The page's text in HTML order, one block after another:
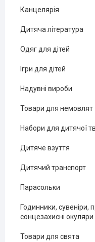
Канцелярія
Дитяча література
Одяг для дітей
Ігри для дітей
Надувні вироби
Товари для немовлят
Набори для дитячої
Дитяче взуття
Дитячий транспорт
Парасольки
Годинники, сувеніри,
сонцезахисні окуляри
Товари для свята